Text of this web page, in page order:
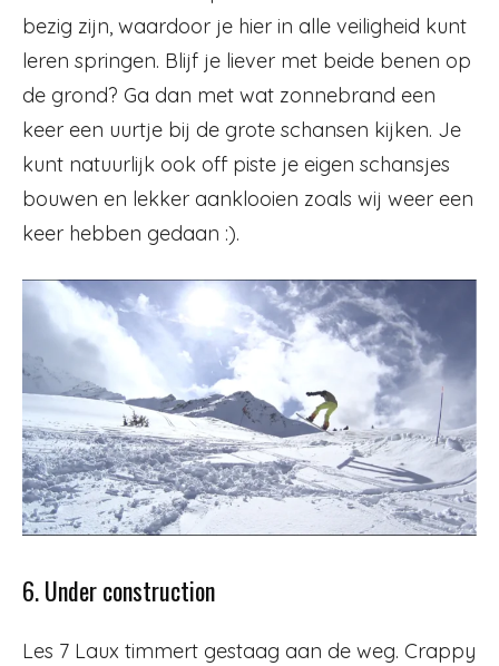
bezig zijn, waardoor je hier in alle veiligheid kunt
leren springen. Blijf je liever met beide benen op
de grond? Ga dan met wat zonnebrand een
keer een uurtje bij de grote schansen kijken. Je
kunt natuurlijk ook off piste je eigen schansjes
bouwen en lekker aanklooien zoals wij weer een
keer hebben gedaan :).
6. Under construction
Les 7 Laux timmert gestaag aan de weg. Crappy